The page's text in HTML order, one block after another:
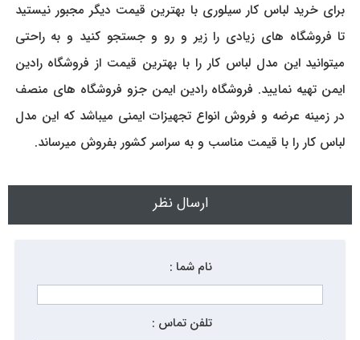
برای خرید لباس کار سیلوری با بهترین قیمت دیگر مجبور نیستید
تا فروشگاه های زیادی را زیر و رو و جستجو کنید و به راحتی
میتوانید این مدل لباس کار را با بهترین قیمت از فروشگاه رادین
ایمن تهیه نمایید. فروشگاه رادین ایمن جزو فروشگاه های منصف
در زمینه عرضه و فروش انواع تجهیزات ایمنی میباشد که این مدل
لباس کار را با قیمت مناسب و به سراسر کشور بفروش میرساند.
ارسال نظر
نام شما :
تلفن تماس :